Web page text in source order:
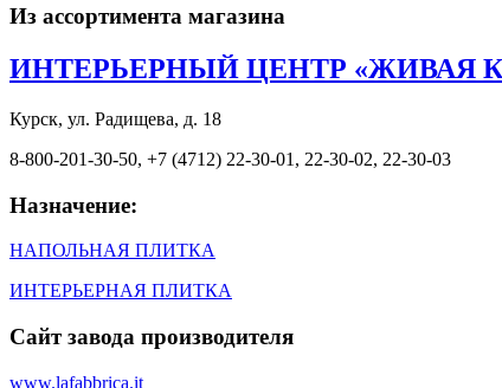
Из ассортимента магазина
ИНТЕРЬЕРНЫЙ ЦЕНТР «ЖИВАЯ
Курск, ул. Радищева, д. 18
8-800-201-30-50, +7 (4712) 22-30-01, 22-30-02, 22-30-03
Назначение:
НАПОЛЬНАЯ ПЛИТКА
ИНТЕРЬЕРНАЯ ПЛИТКА
Сайт завода производителя
www.lafabbrica.it